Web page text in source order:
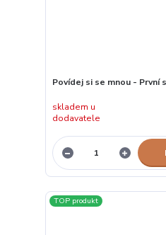
Povídej si se mnou - První
skladem u
dodavatele
TOP produkt